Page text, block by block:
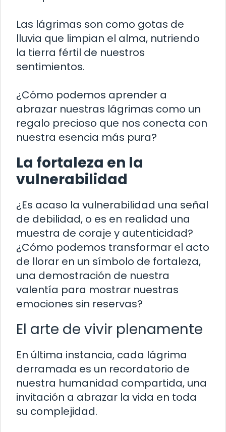
Las lágrimas son como gotas de
lluvia que limpian el alma, nutriendo
la tierra fértil de nuestros
sentimientos.
¿Cómo podemos aprender a
abrazar nuestras lágrimas como un
regalo precioso que nos conecta con
nuestra esencia más pura?
La fortaleza en la
vulnerabilidad
¿Es acaso la vulnerabilidad una señal
de debilidad, o es en realidad una
muestra de coraje y autenticidad?
¿Cómo podemos transformar el acto
de llorar en un símbolo de fortaleza,
una demostración de nuestra
valentía para mostrar nuestras
emociones sin reservas?
El arte de vivir plenamente
En última instancia, cada lágrima
derramada es un recordatorio de
nuestra humanidad compartida, una
invitación a abrazar la vida en toda
su complejidad.